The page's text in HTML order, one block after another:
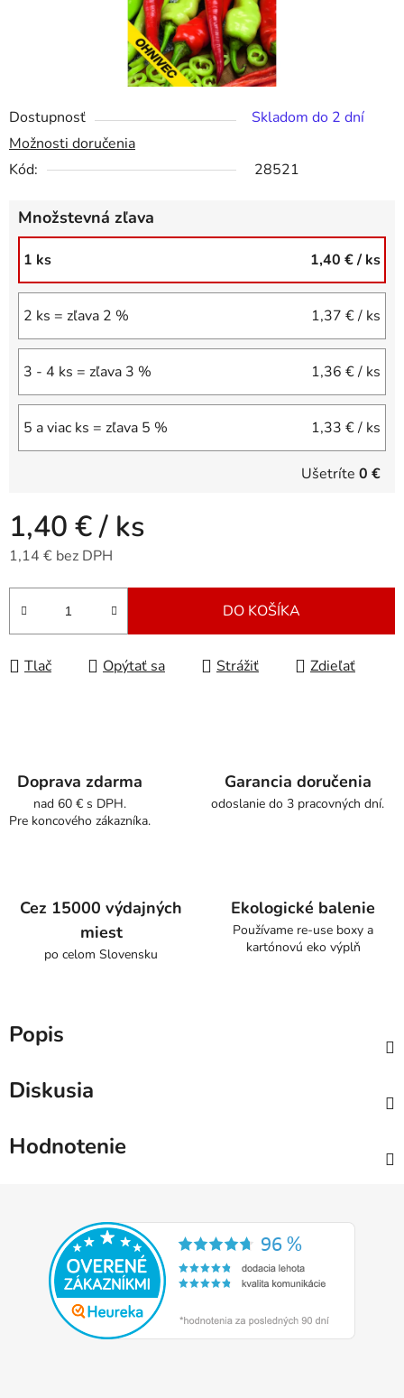
Dostupnosť
Skladom do 2 dní
Možnosti doručenia
Kód:
28521
Množstevná zľava
1 ks 1,40 €/ ks
2 ks = zľava 2 % 1,37 €/ ks
3 - 4 ks = zľava 3 % 1,36 €/ ks
5 a viac ks = zľava 5 % 1,33 €/ ks
Ušetríte 0 €
1,40 €/ ks
1,14 € bez DPH
Jednotková cena:
DO KOŠÍKA
Tlač Opýtať sa Strážiť Zdieľať
Doprava zdarma
nad 60 € s DPH.
Pre koncového zákazníka.
Garancia doručenia
odoslanie do 3 pracovných dní.
Cez 15000 výdajných
miest
po celom Slovensku
Ekologické balenie
Používame re-use boxy a
kartónovú eko výplň
Popis
Diskusia
Hodnotenie